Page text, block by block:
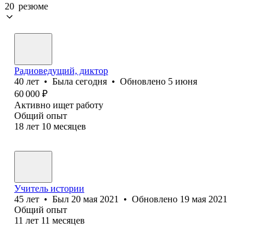
20 резюме
Радиоведущий, диктор
40 лет • Была сегодня • Обновлено 5 июня
60 000 ₽
Активно ищет работу
Общий опыт
18 лет 10 месяцев
Учитель истории
45 лет • Был 20 мая 2021 • Обновлено 19 мая 2021
Общий опыт
11 лет 11 месяцев